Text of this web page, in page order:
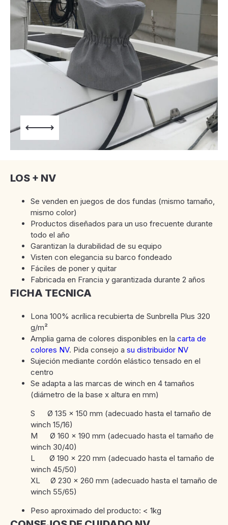
LOS + NV
Se venden en juegos de dos fundas (mismo tamaño,
mismo color)
Productos diseñados para un uso frecuente durante
todo el año
Garantizan la durabilidad de su equipo
Visten con elegancia su barco fondeado
Fáciles de poner y quitar
Fabricada en Francia y garantizada durante 2 años
FICHA TECNICA
Lona 100% acrílica recubierta de Sunbrella Plus 320
g/m²
Amplia gama de colores disponibles en la carta de
colores NV. Pida consejo a su distribuidor NV
Sujeción mediante cordón elástico tensado en el
centro
Se adapta a las marcas de winch en 4 tamaños
(diámetro de la base x altura en mm)
S Ø 135 x 150 mm (adecuado hasta el tamaño de
winch 15/16)
M Ø 160 x 190 mm (adecuado hasta el tamaño de
winch 30/40)
L Ø 190 x 220 mm (adecuado hasta el tamaño de
winch 45/50)
XL Ø 230 x 260 mm (adecuado hasta el tamaño de
winch 55/65)
Peso aproximado del producto: < 1kg